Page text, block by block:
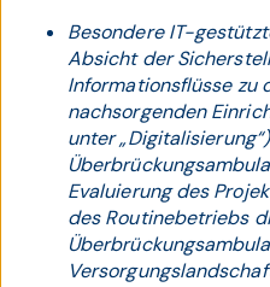
Besondere IT-
Absicht der
Informationsflüsse zu
nachsorgenden
unter
Evaluierung des
des Routinebetriebs